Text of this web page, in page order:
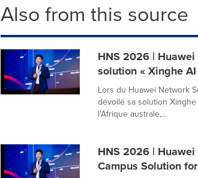
Also from this source
HNS 2026 |
solution « Xinghe
Lors du Huawei Network
dévoilé sa solution
l'Afrique australe,...
HNS 2026 |
Campus Solution